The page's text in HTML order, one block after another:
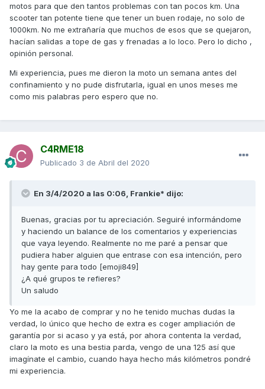
motos para que den tantos problemas con tan pocos km. Una
scooter tan potente tiene que tener un buen rodaje, no solo de
1000km. No me extrañaría que muchos de esos que se quejaron,
hacían salidas a tope de gas y frenadas a lo loco. Pero lo dicho ,
opinión personal.
Mi experiencia, pues me dieron la moto un semana antes del
confinamiento y no pude disfrutarla, igual en unos meses me
como mis palabras pero espero que no.
C4RME18
Publicado 3 de Abril del 2020
En 3/4/2020 a las 0:06, Frankie* dijo:
Buenas, gracias por tu apreciación. Seguiré informándome
y haciendo un balance de los comentarios y experiencias
que vaya leyendo. Realmente no me paré a pensar que
pudiera haber alguien que entrase con esa intención, pero
hay gente para todo [emoji849]
¿A qué grupos te refieres?
Un saludo
Yo me la acabo de comprar y no he tenido muchas dudas la
verdad, lo único que hecho de extra es coger ampliación de
garantía por si acaso y ya está, por ahora contenta la verdad,
claro la moto es una bestia parda, vengo de una 125 así que
imagínate el cambio, cuando haya hecho más kilómetros pondré
mi experiencia.